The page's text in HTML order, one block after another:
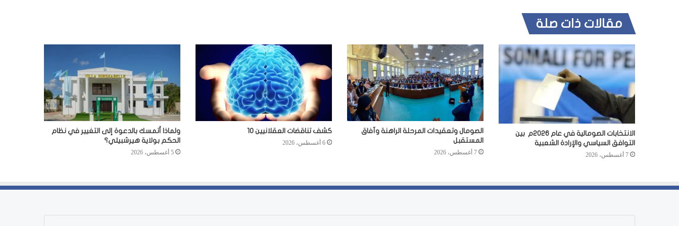
مقالات ذات صلة
الانتخابات الصومالية في عام 2026م بين
التوافق السياسي والإرادة الشعبية
7 أغسطس، 2026
الصومال وتعقيدات المرحلة الراهنة وآفاق
المستقبل
7 أغسطس، 2026
كشف تناقضات العقلانيين 10
6 أغسطس، 2026
ولماذا أتمسك بالدعوة إلى التغيير في نظام
الحكم بولاية هيرشبيلي؟
5 أغسطس، 2026